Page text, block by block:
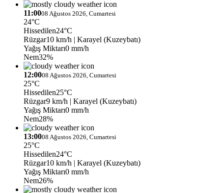
11:0008 Ağustos 2026, Cumartesi
24°C
Hissedilen24°C
Rüzgar10 km/h | Karayel (Kuzeybatı)
Yağış Miktarı0 mm/h
Nem32%
12:0008 Ağustos 2026, Cumartesi
25°C
Hissedilen25°C
Rüzgar9 km/h | Karayel (Kuzeybatı)
Yağış Miktarı0 mm/h
Nem28%
13:0008 Ağustos 2026, Cumartesi
25°C
Hissedilen24°C
Rüzgar10 km/h | Karayel (Kuzeybatı)
Yağış Miktarı0 mm/h
Nem26%